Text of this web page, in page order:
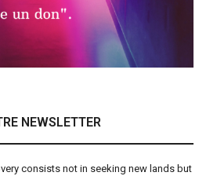
NEWSLETTER
consists not in seeking new lands but